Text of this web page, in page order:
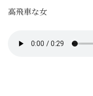
高飛車な女